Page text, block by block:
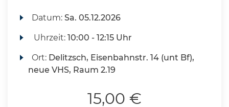
Datum:Sa. 05.12.2026
Uhrzeit:10:00 - 12:15 Uhr
Ort: Delitzsch, Eisenbahnstr. 14 (unt Bf),
neue VHS, Raum 2.19
15,00 €